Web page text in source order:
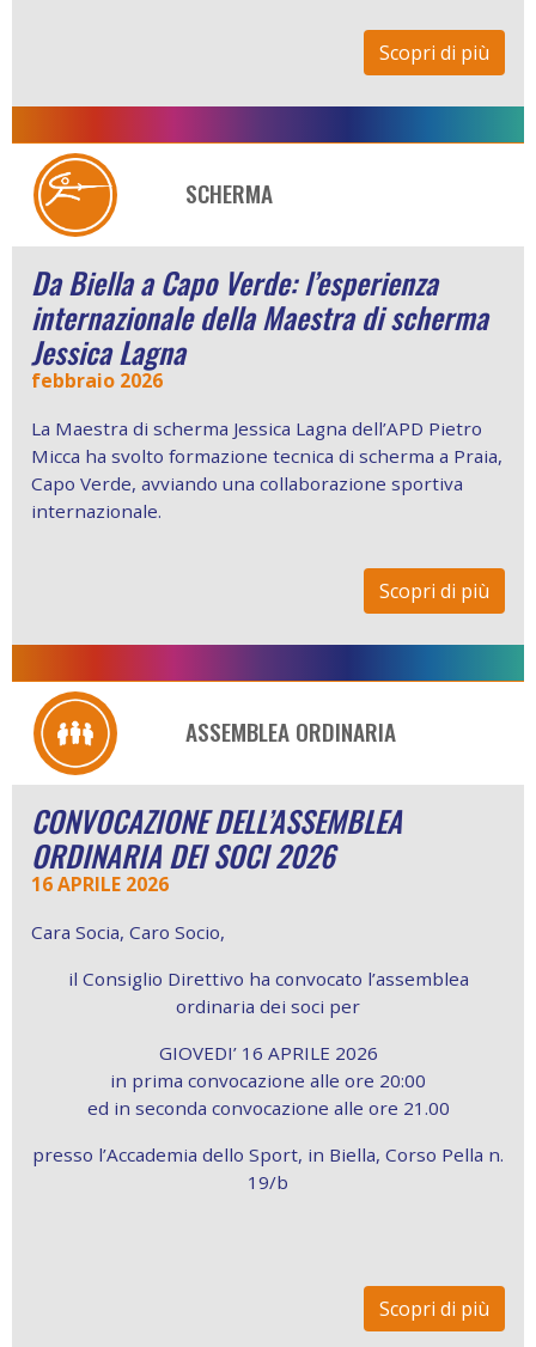
Scopri di più
SCHERMA
Da Biella a Capo Verde: l’esperienza
internazionale della Maestra di scherma
Jessica Lagna
febbraio 2026
La Maestra di scherma Jessica Lagna dell’APD Pietro
Micca ha svolto formazione tecnica di scherma a Praia,
Capo Verde, avviando una collaborazione sportiva
internazionale.
Scopri di più
ASSEMBLEA ORDINARIA
CONVOCAZIONE DELL’ASSEMBLEA
ORDINARIA DEI SOCI 2026
16 APRILE 2026
Cara Socia, Caro Socio,
il Consiglio Direttivo ha convocato l’assemblea
ordinaria dei soci per
GIOVEDI’ 16 APRILE 2026
in prima convocazione alle ore 20:00
ed in seconda convocazione alle ore 21.00
presso l’Accademia dello Sport, in Biella, Corso Pella n.
19/b
Scopri di più